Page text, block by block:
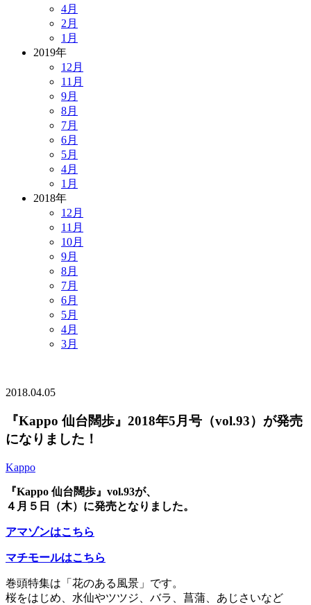
4月
2月
1月
2019年
12月
11月
9月
8月
7月
6月
5月
4月
1月
2018年
12月
11月
10月
9月
8月
7月
6月
5月
4月
3月
2018.04.05
『Kappo 仙台闊歩』2018年5月号（vol.93）が発売
になりました！
Kappo
『Kappo 仙台闊歩』vol.93が、
４月５日（木）に発売となりました。
アマゾンはこちら
マチモールはこちら
巻頭特集は「花のある風景」です。
桜をはじめ、水仙やツツジ、バラ、菖蒲、あじさいなど